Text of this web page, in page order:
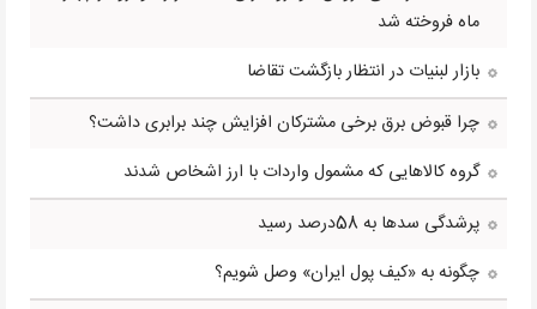
ماه فروخته شد
بازار لبنیات در انتظار بازگشت تقاضا
چرا قبوض برق برخی مشترکان افزایش چند برابری داشت؟
گروه کالاهایی که مشمول واردات با ارز اشخاص شدند
پرشدگی سدها به 58درصد رسید
چگونه به «کیف پول ایران» وصل شویم؟